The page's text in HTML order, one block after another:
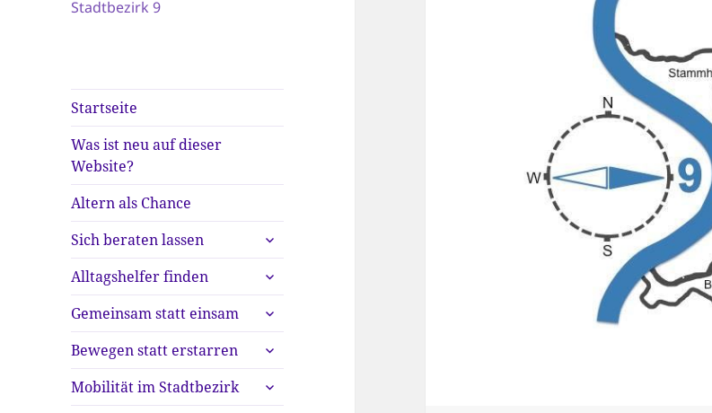
Stadtbezirk 9
Startseite
Was ist neu auf dieser
Website?
Altern als Chance
Sich beraten lassen
untermenü
anzeigen
Alltagshelfer finden
untermenü
anzeigen
Gemeinsam statt einsam
untermenü
anzeigen
Bewegen statt erstarren
untermenü
anzeigen
Mobilität im Stadtbezirk
untermenü
anzeigen